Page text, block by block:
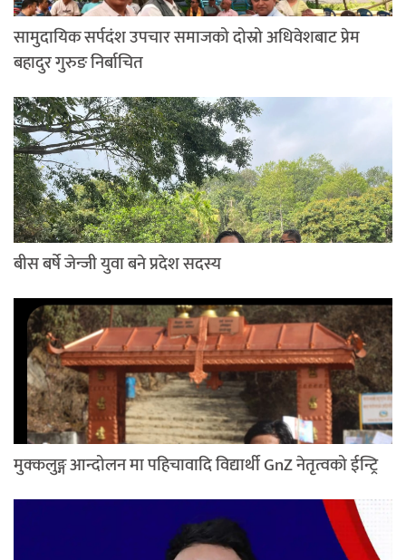
सामुदायिक सर्पदंश उपचार समाजको दोस्रो अधिवेशबाट प्रेम
बहादुर गुरुङ निर्बाचित
बीस बर्षे जेन्जी युवा बने प्रदेश सदस्य
मुक्कलुङ्ग आन्दोलन मा पहिचावादि विद्यार्थी GnZ नेतृत्वको ईन्ट्रि